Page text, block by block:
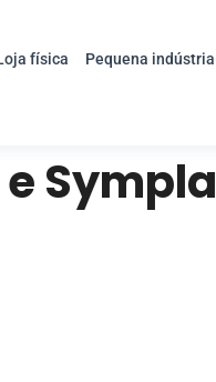
física Pequena indústria
Sympla